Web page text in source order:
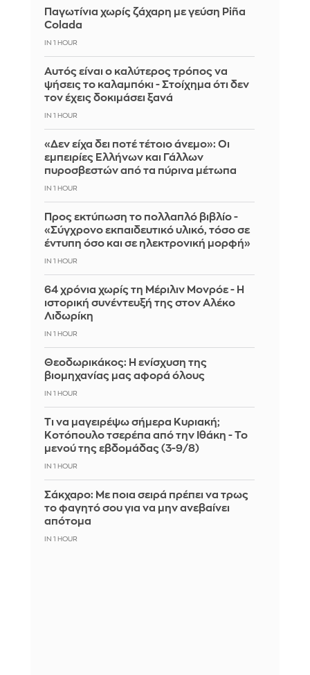
Παγωτίνια χωρίς ζάχαρη με γεύση Piña
Colada
IN 1 HOUR
Αυτός είναι ο καλύτερος τρόπος να
ψήσεις το καλαμπόκι - Στοίχημα ότι δεν
τον έχεις δοκιμάσει ξανά
IN 1 HOUR
«Δεν είχα δει ποτέ τέτοιο άνεμο»: Οι
εμπειρίες Ελλήνων και Γάλλων
πυροσβεστών από τα πύρινα μέτωπα
IN 1 HOUR
Προς εκτύπωση το πολλαπλό βιβλίο -
«Σύγχρονο εκπαιδευτικό υλικό, τόσο σε
έντυπη όσο και σε ηλεκτρονική μορφή»
IN 1 HOUR
64 χρόνια χωρίς τη Μέριλιν Μονρόε - Η
ιστορική συνέντευξή της στον Αλέκο
Λιδωρίκη
IN 1 HOUR
Θεοδωρικάκος: Η ενίσχυση της
βιομηχανίας μας αφορά όλους
IN 1 HOUR
Τι να μαγειρέψω σήμερα Κυριακή;
Κοτόπουλο τσερέπα από την Ιθάκη - Το
μενού της εβδομάδας (3-9/8)
IN 1 HOUR
Σάκχαρο: Με ποια σειρά πρέπει να τρως
το φαγητό σου για να μην ανεβαίνει
απότομα
IN 1 HOUR